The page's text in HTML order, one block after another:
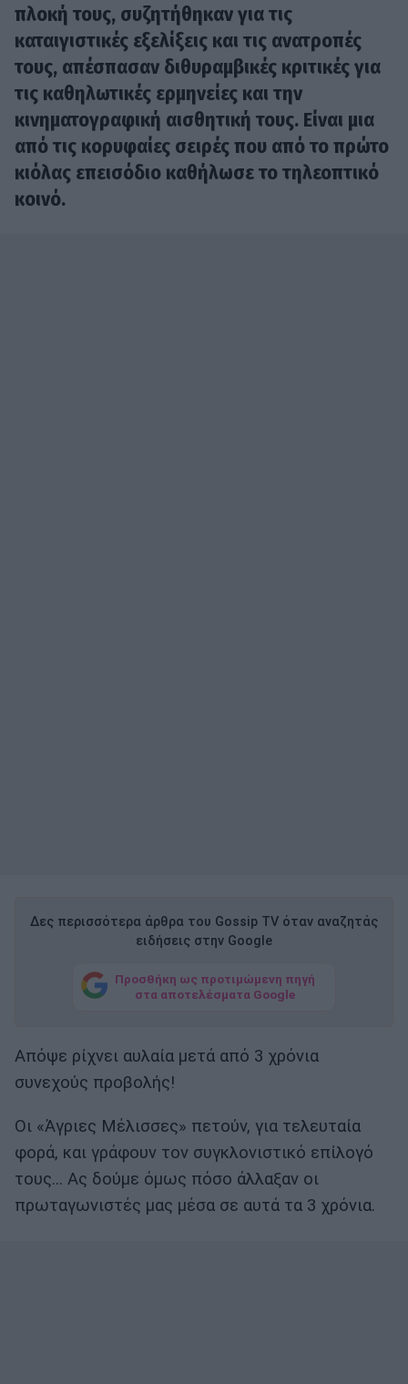
πλοκή τους, συζητήθηκαν για τις
καταιγιστικές εξελίξεις και τις ανατροπές
τους, απέσπασαν διθυραμβικές κριτικές για
τις καθηλωτικές ερμηνείες και την
κινηματογραφική αισθητική τους. Είναι μια
από τις κορυφαίες σειρές που από το πρώτο
κιόλας επεισόδιο καθήλωσε το τηλεοπτικό
κοινό.
Δες περισσότερα άρθρα του Gossip TV όταν αναζητάς
ειδήσεις στην Google
Προσθήκη ως προτιμώμενη πηγή
στα αποτελέσματα Google
Απόψε ρίχνει αυλαία μετά από 3 χρόνια
συνεχούς προβολής!
Οι «Άγριες Μέλισσες» πετούν, για τελευταία
φορά, και γράφουν τον συγκλονιστικό επίλογό
τους… Ας δούμε όμως πόσο άλλαξαν οι
πρωταγωνιστές μας μέσα σε αυτά τα 3 χρόνια.